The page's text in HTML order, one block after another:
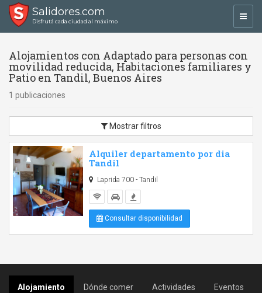
Salidores.com
Disfrutá cada ciudad al máximo
Alojamientos con Adaptado para personas con
movilidad reducida, Habitaciones familiares y
Patio en Tandil, Buenos Aires
1 publicaciones
Mostrar filtros
Alquiler departamento por dia
Tandil
Laprida 700 - Tandil
Consultar disponibilidad
Alojamiento Dónde comer Actividades Eventos